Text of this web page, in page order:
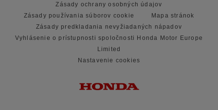
Zásady ochrany osobných údajov
Zásady používania súborov cookie
Mapa stránok
Zásady predkladania nevyžiadaných nápadov
Vyhlásenie o prístupnosti spoločnosti Honda Motor Europe
Limited
Nastavenie cookies